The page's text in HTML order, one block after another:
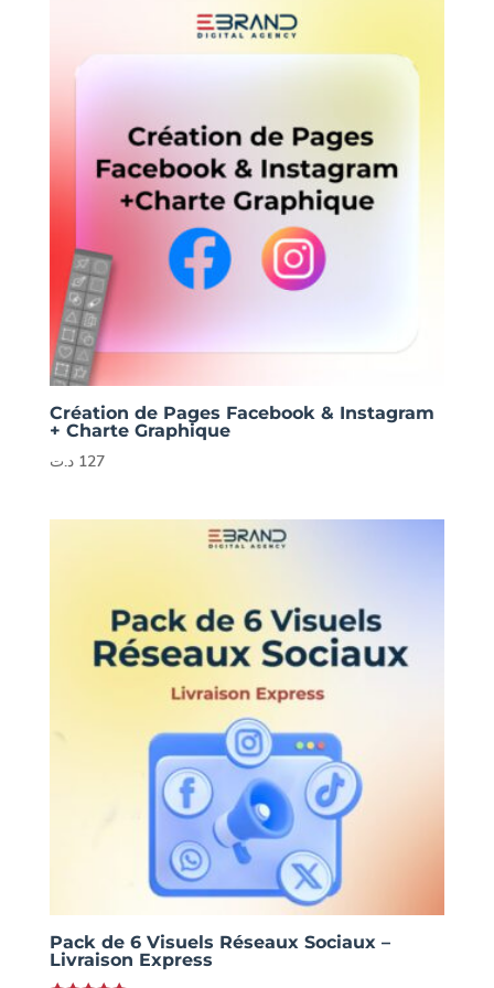
Création de Pages Facebook & Instagram
+ Charte Graphique
127 د.ت
Pack de 6 Visuels Réseaux Sociaux –
Livraison Express